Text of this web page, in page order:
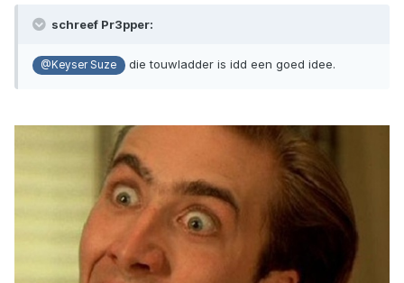
schreef Pr3pper:
@Keyser Suze die touwladder is idd een goed idee.